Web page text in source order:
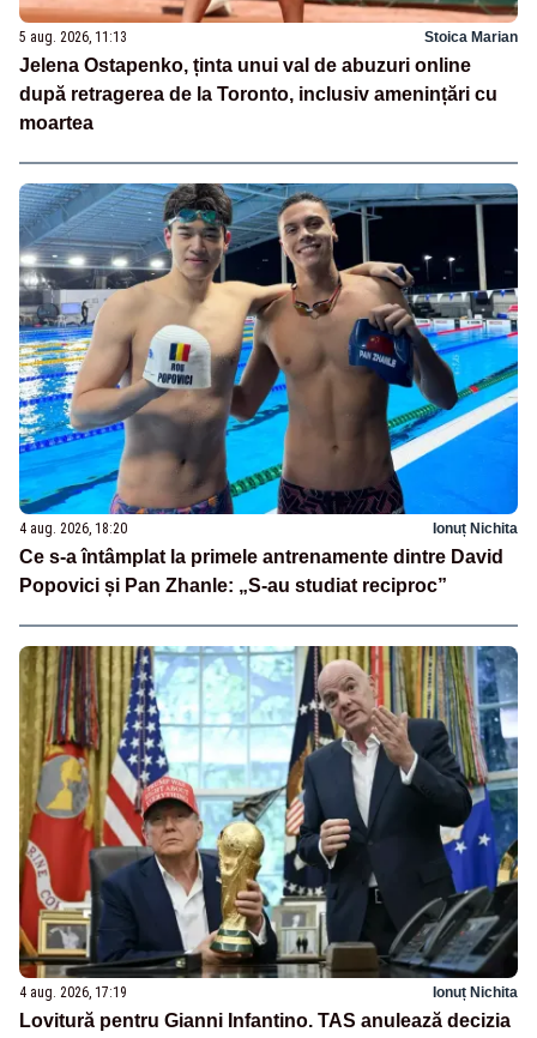
5 aug. 2026, 11:13 Stoica Marian
Jelena Ostapenko, ținta unui val de abuzuri online
după retragerea de la Toronto, inclusiv amenințări cu
moartea
4 aug. 2026, 18:20 Ionuț Nichita
Ce s-a întâmplat la primele antrenamente dintre David
Popovici și Pan Zhanle: „S-au studiat reciproc”
4 aug. 2026, 17:19 Ionuț Nichita
Lovitură pentru Gianni Infantino. TAS anulează decizia